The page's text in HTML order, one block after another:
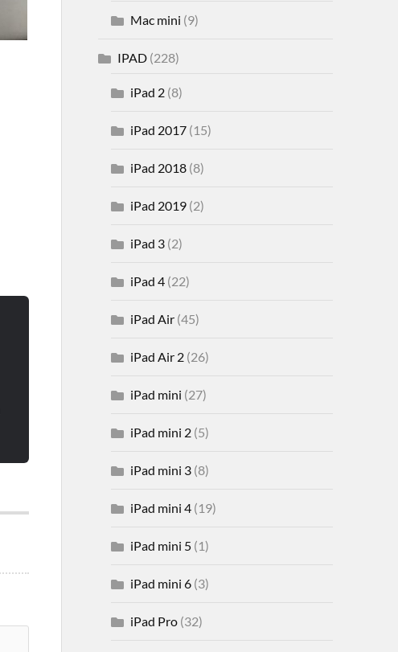
Mac mini (9)
IPAD(228)
iPad 2(8)
iPad 2017(15)
iPad 2018(8)
iPad 2019(2)
iPad 3(2)
iPad 4(22)
iPad Air(45)
iPad Air 2(26)
iPad mini (27)
iPad mini 2(5)
iPad mini 3(8)
iPad mini 4(19)
iPad mini 5(1)
iPad mini 6(3)
iPad Pro(32)